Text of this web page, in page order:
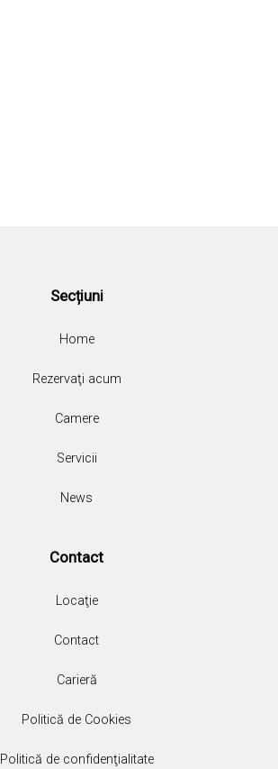
Secțiuni
Home
Rezervaţi acum
Camere
Servicii
News
Contact
Locaţie
Contact
Carieră
Politică de Cookies
Politică de confidenţialitate